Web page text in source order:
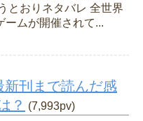
とおりネタバレ 全世界
ームが開催されて...
刊まで読んだ感
？ (7,993pv)